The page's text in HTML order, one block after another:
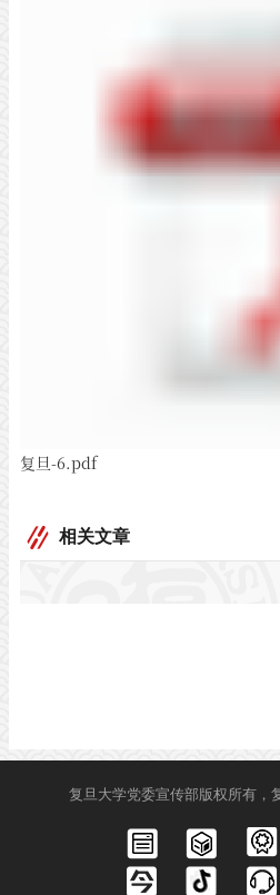
复旦-6.pdf
相关文章
复旦大学党委宣传部版权所有，